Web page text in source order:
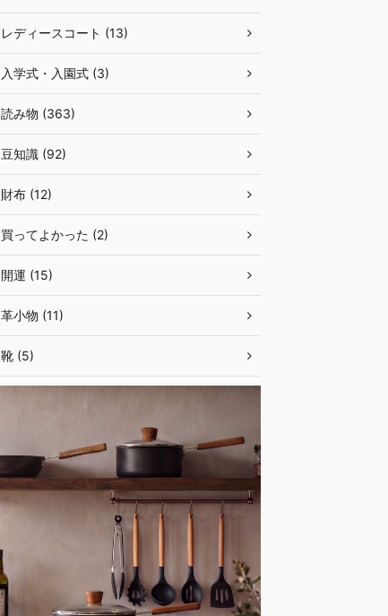
レディースコート (13)
入学式・入園式 (3)
読み物 (363)
豆知識 (92)
財布 (12)
買ってよかった (2)
開運 (15)
革小物 (11)
靴 (5)